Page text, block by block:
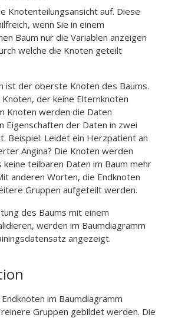
Knotenteilungsansicht auf. Diese
wenn Sie in einem
Baum nur die Variablen anzeigen
welche die Knoten geteilt
ist der oberste Knoten des Baums.
der keine Elternknoten
Knoten werden die Daten
Eigenschaften der Daten in zwei
Beispiel: Leidet ein Herzpatient an
Angina? Die Knoten werden
teilbaren Daten im Baum mehr
anderen Worten, die Endknoten
Gruppen aufgeteilt werden.
des Baums mit einem
werden im Baumdiagramm
angezeigt.
im Baumdiagramm
Gruppen gebildet werden. Die